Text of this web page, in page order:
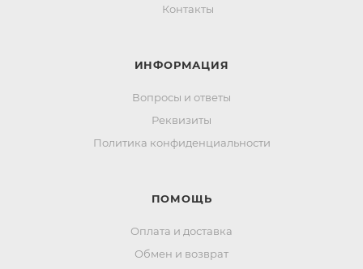
Контакты
ИНФОРМАЦИЯ
Вопросы и ответы
Реквизиты
Политика конфиденциальности
ПОМОЩЬ
Оплата и доставка
Обмен и возврат